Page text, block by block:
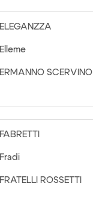
ELEGANZZA
Elleme
ERMANNO SCERVINO
FABRETTI
Fradi
FRATELLI ROSSETTI